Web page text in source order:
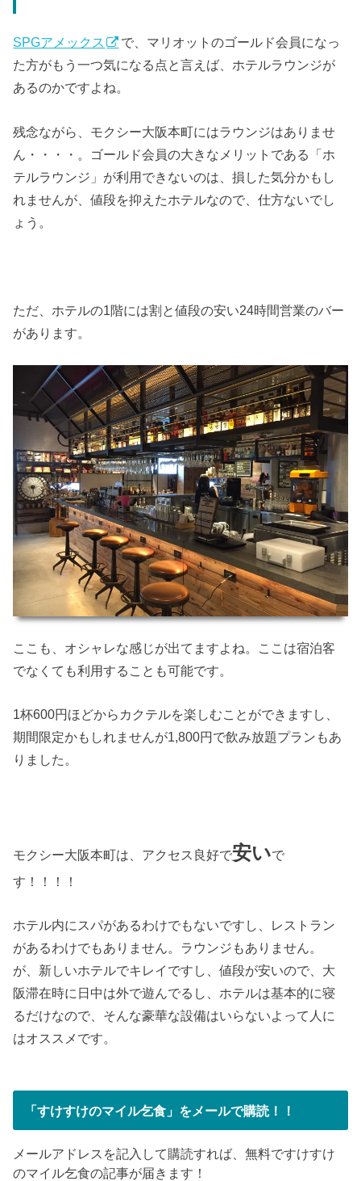
SPGアメックス
で、マリオットのゴールド会員になっ
た方がもう一つ気になる点と言えば、ホテルラウンジが
あるのかですよね。
残念ながら、モクシー大阪本町にはラウンジはありませ
ん・・・・。ゴールド会員の大きなメリットである「ホ
テルラウンジ」が利用できないのは、損した気分かもし
れませんが、値段を抑えたホテルなので、仕方ないでし
ょう。
ただ、ホテルの1階には割と値段の安い24時間営業のバー
があります。
ここも、オシャレな感じが出てますよね。ここは宿泊客
でなくても利用することも可能です。
1杯600円ほどからカクテルを楽しむことができますし、
期間限定かもしれませんが1,800円で飲み放題プランもあ
りました。
モクシー大阪本町は、アクセス良好で安いで
す！！！！
ホテル内にスパがあるわけでもないですし、レストラン
があるわけでもありません。ラウンジもありません。
が、新しいホテルでキレイですし、値段が安いので、大
阪滞在時に日中は外で遊んでるし、ホテルは基本的に寝
るだけなので、そんな豪華な設備はいらないよって人に
はオススメです。
「すけすけのマイル乞食」をメールで購読！！
メールアドレスを記入して購読すれば、無料ですけすけ
のマイル乞食の記事が届きます！